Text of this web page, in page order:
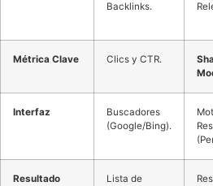
Backlinks.
Métrica Clave Clics y CTR.
Interfaz
Buscadores
(Google/Bing).
Resultado
Lista de